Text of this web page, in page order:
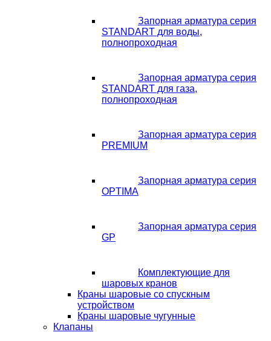
Запорная арматура серия
STANDART для воды,
полнопроходная
Запорная арматура серия
STANDART для газа,
полнопроходная
Запорная арматура серия
PREMIUM
Запорная арматура серия
OPTIMA
Запорная арматура серия
GP
Комплектующие для
шаровых кранов
Краны шаровые со спускным
устройством
Краны шаровые чугунные
Клапаны